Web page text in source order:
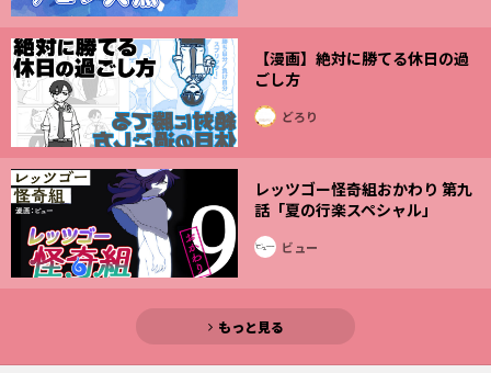
【漫画】絶対に勝てる休日の過
ごし方
どろり
レッツゴー怪奇組おかわり 第九
話「夏の行楽スペシャル」
ビュー
もっと見る